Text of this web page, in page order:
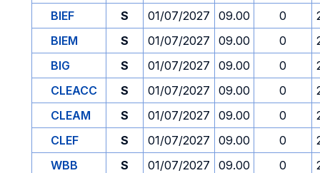
BIEF
S 01/07/2027 09.00 0
BIEM
S 01/07/2027 09.00 0
BIG
S 01/07/2027 09.00 0
CLEACC
S 01/07/2027 09.00 0
CLEAM
S 01/07/2027 09.00 0
CLEF
S 01/07/2027 09.00 0
WBB
S 01/07/2027 09.00 0